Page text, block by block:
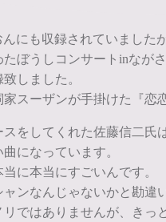
んにも収録されていまし
ぼうしコンサートinなが
しました。
スーザンが手掛けた『恋
をしてくれた佐藤信二氏
になっています。
に本当にすごいんです。
ンなんじゃないかと勘違
ではありませんが、きっ